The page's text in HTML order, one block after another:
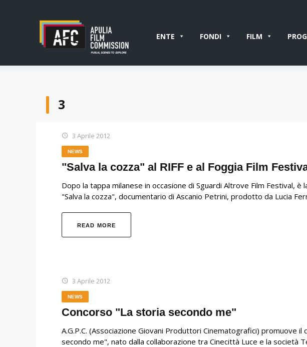
ENTE FONDI FILM
3
3 Aprile 2012
NEWS
"Salva la cozza" al RIFF e al Foggia Film
Dopo la tappa milanese in occasione di Sguardi Altrove Film Festival, è
"Salva la cozza", documentario di Ascanio Petrini, prodotto da Lucia
READ MORE
3 Aprile 2012
NEWS
Concorso "La storia secondo me"
A.G.P.C. (Associazione Giovani Produttori Cinematografici) promuove
secondo me", nato dalla collaborazione tra Cinecittà Luce e la società